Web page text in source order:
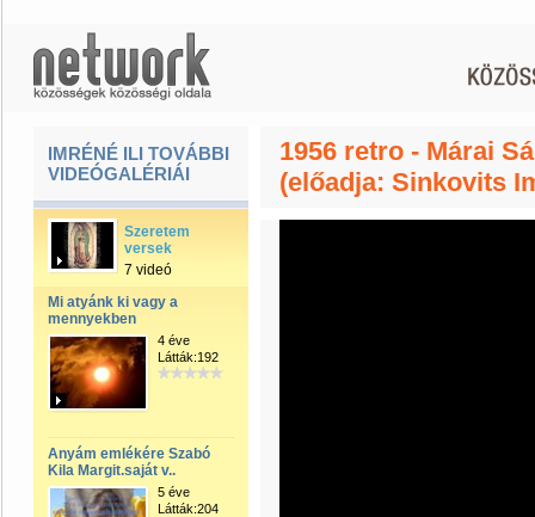
IMRÉNÉ ILI TOVÁBBI
VIDEÓGALÉRIÁI
Szeretem
versek
7 videó
Mi atyánk ki vagy a
mennyekben
4 éve
Látták:192
Anyám emlékére Szabó
Kila Margit.saját v..
5 éve
Látták:204
1956 retro - Márai
(előadja: Sinkovits